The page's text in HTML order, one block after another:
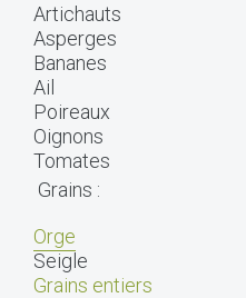
Artichauts
Asperges
Bananes
Ail
Poireaux
Oignons
Tomates
Grains :
Orge
Seigle
Grains entiers